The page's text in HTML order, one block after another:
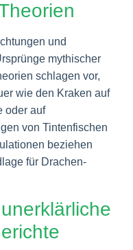
und
mythischer
schlagen vor,
wie den Kraken auf
oder auf
von Tintenfischen
beziehen
für Drachen-